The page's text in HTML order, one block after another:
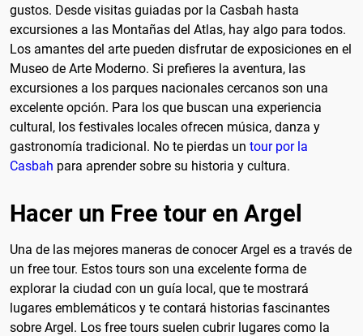
gustos. Desde visitas guiadas por la Casbah hasta
excursiones a las Montañas del Atlas, hay algo para todos.
Los amantes del arte pueden disfrutar de exposiciones en el
Museo de Arte Moderno. Si prefieres la aventura, las
excursiones a los parques nacionales cercanos son una
excelente opción. Para los que buscan una experiencia
cultural, los festivales locales ofrecen música, danza y
gastronomía tradicional. No te pierdas un tour por la
Casbah para aprender sobre su historia y cultura.
Hacer un Free tour en Argel
Una de las mejores maneras de conocer Argel es a través de
un free tour. Estos tours son una excelente forma de
explorar la ciudad con un guía local, que te mostrará
lugares emblemáticos y te contará historias fascinantes
sobre Argel. Los free tours suelen cubrir lugares como la